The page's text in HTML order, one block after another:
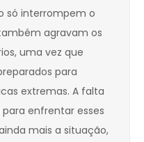
só interrompem o
agravam os
uma vez que
para
extremas. A falta
enfrentar esses
mais a situação,